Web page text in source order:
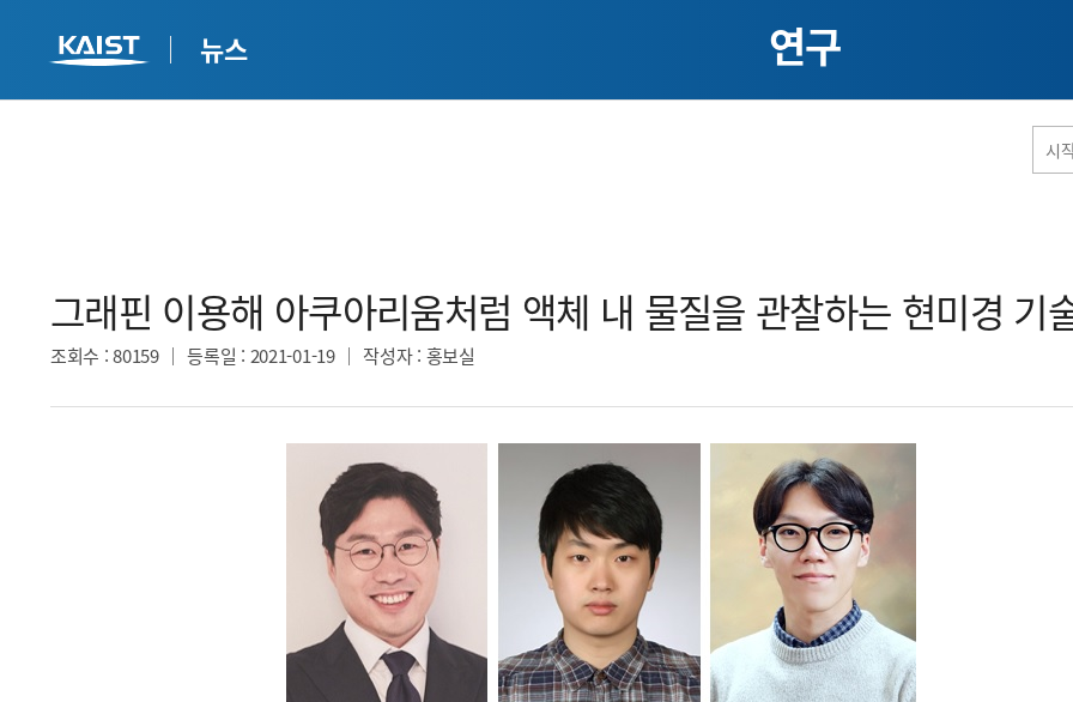
뉴스
홈페이지 통합검색
연구
그래핀 이용해 아쿠아리움처럼 액체 내 물질을 관찰하는 현미경 기
조회수 : 80159 등록일 : 2021-01-19 작성자: 홍보실